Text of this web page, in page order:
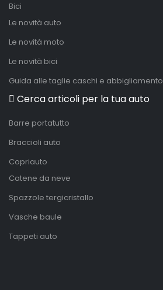
Bici
Le novità auto
Le novità moto
Le novità bici
Guida alle taglie caschi e abbigliamento
Cerca articoli per la tua auto
Barre portatutto
Braccioli auto
Copriauto
Catene da neve
Spazzole tergicristallo
Vasche baule
Tappeti auto